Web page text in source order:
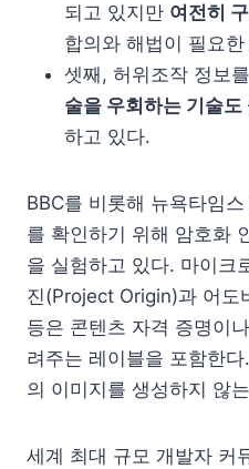
되고 있지만 여전히
합의와 해법이 필요
셋째, 허위조작 정보
술을 우회하는 기술
하고 있다.
BBC를 비롯해 뉴욕타임
를 확인하기 위해 암호화
을 실험하고 있다. 마이크
진(Project Origin)과 어도
등은 콘텐츠 자격 증명이
려주는 레이블을 포함한
의 이미지를 생성하지 않
세계 최대 규모 개발자 커